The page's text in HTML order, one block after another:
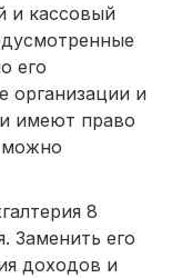
и кассовый
его
организации и
имеют право
можно
8
Заменить его
доходов и